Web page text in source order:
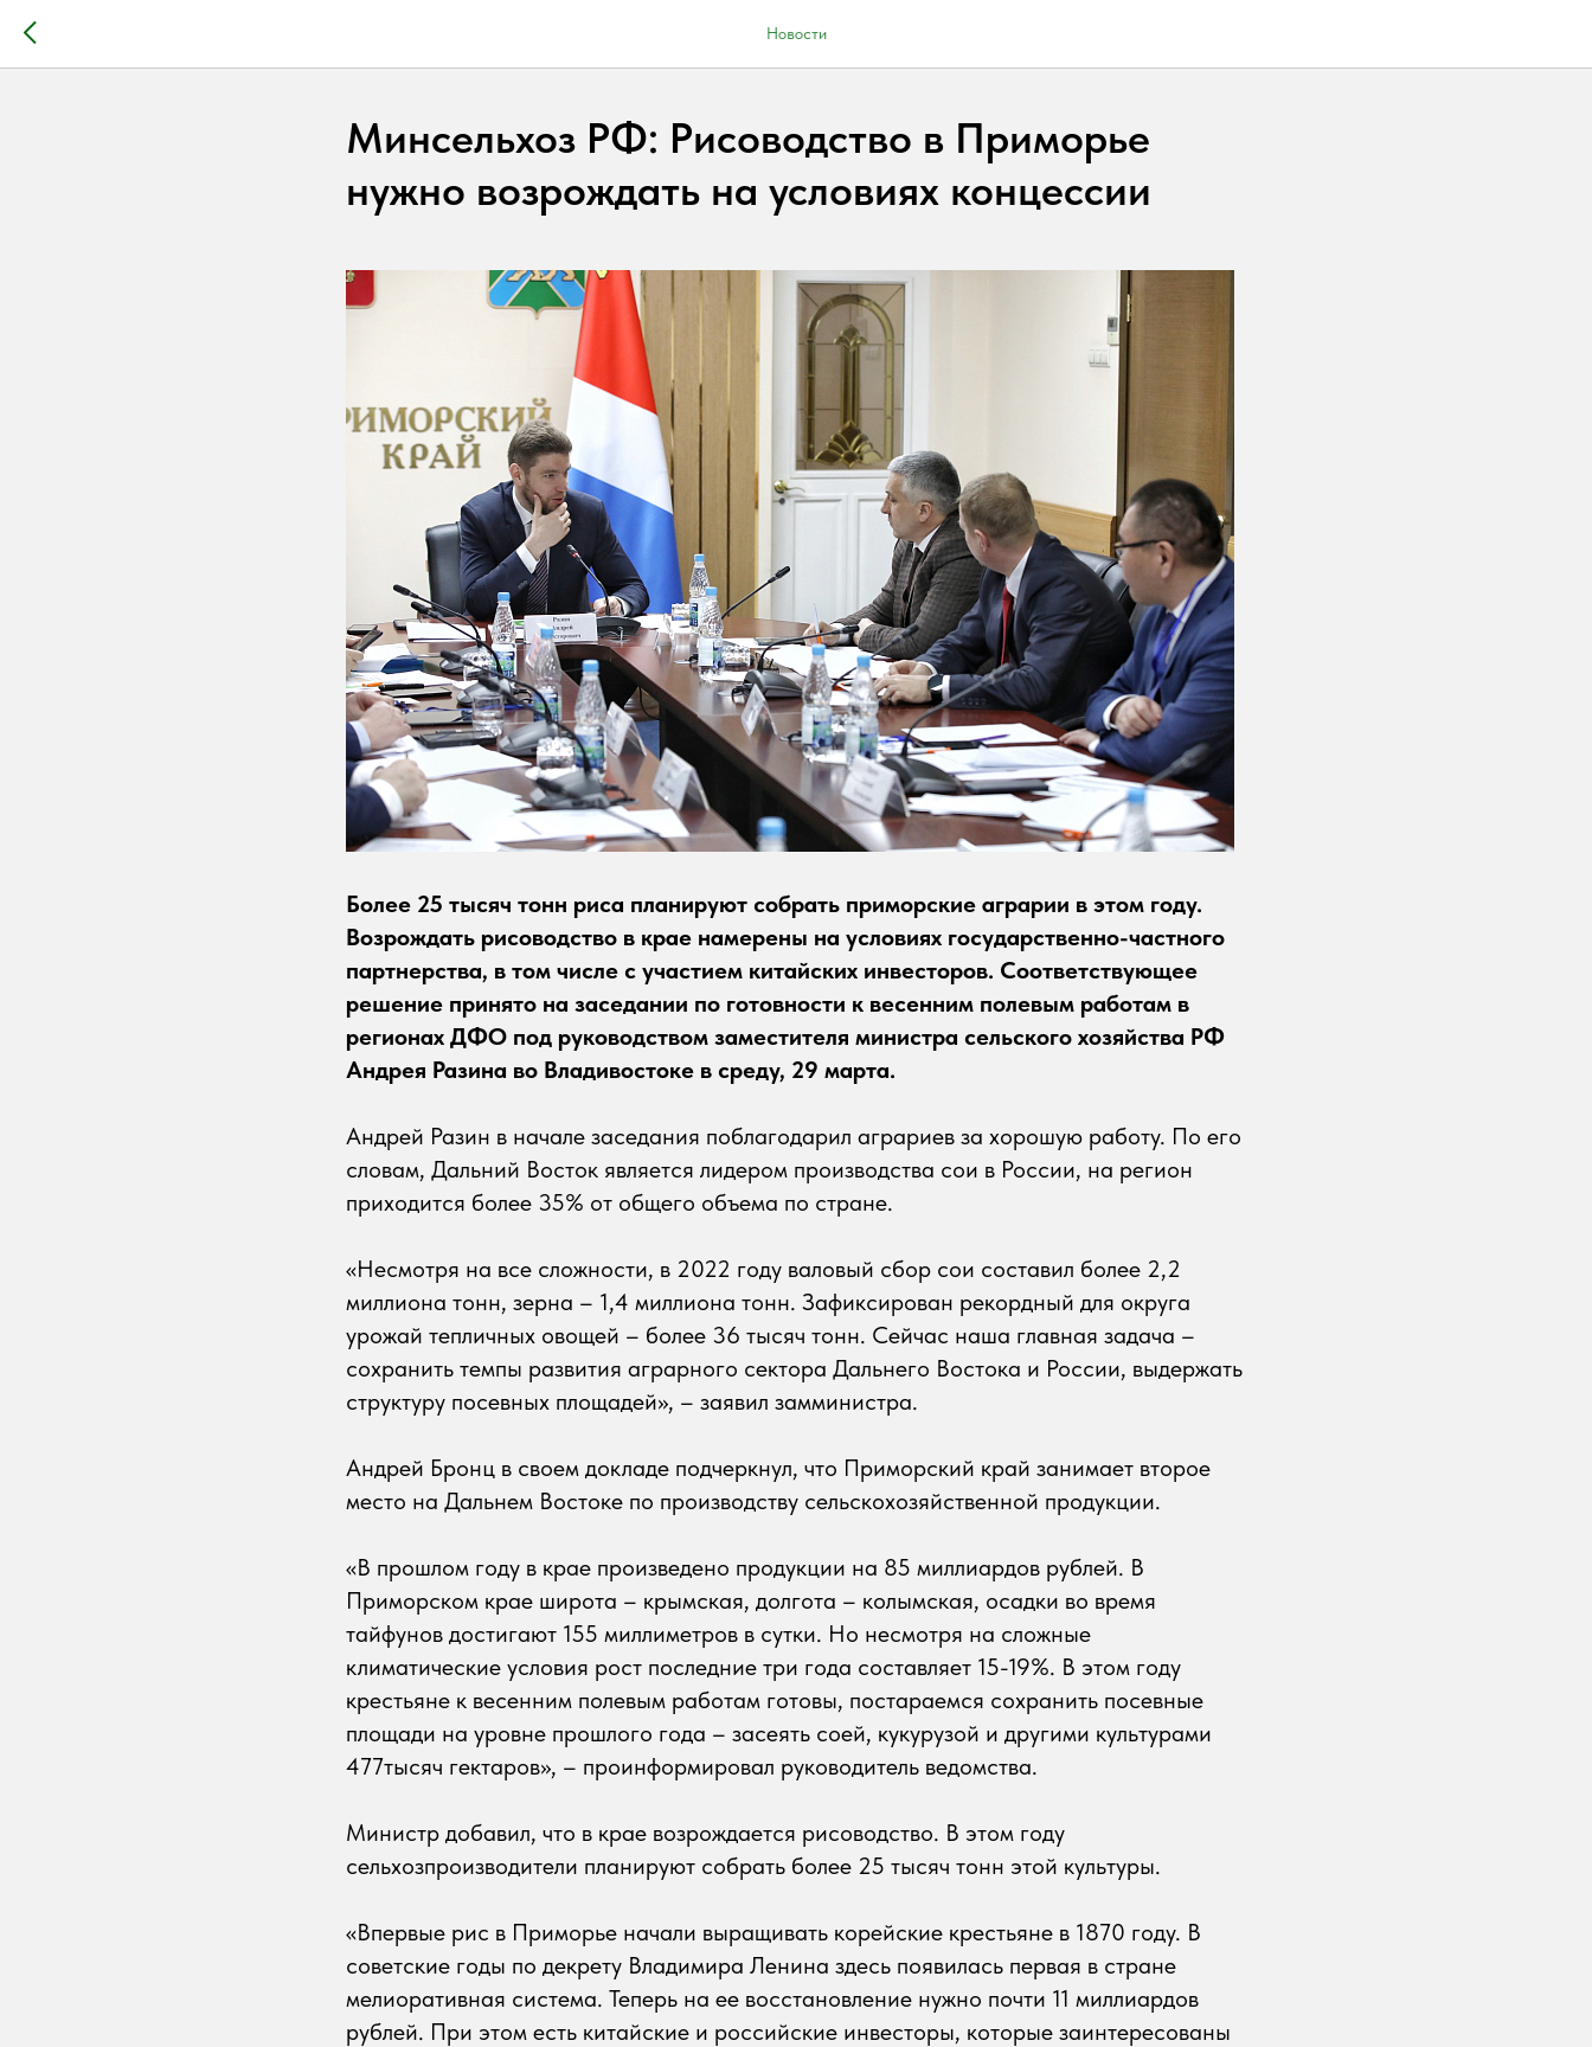
Новости
Минсельхоз РФ: Рисоводство в Приморье
нужно возрождать на условиях концессии
Более 25 тысяч тонн риса планируют собрать приморские аграрии в этом году.
Возрождать рисоводство в крае намерены на условиях государственно-частного
партнерства, в том числе с участием китайских инвесторов. Соответствующее
решение принято на заседании по готовности к весенним полевым работам в
регионах ДФО под руководством заместителя министра сельского хозяйства РФ
Андрея Разина во Владивостоке в среду, 29 марта.
Андрей Разин в начале заседания поблагодарил аграриев за хорошую работу. По его
словам, Дальний Восток является лидером производства сои в России, на регион
приходится более 35% от общего объема по стране.
«Несмотря на все сложности, в 2022 году валовый сбор сои составил более 2,2
миллиона тонн, зерна – 1,4 миллиона тонн. Зафиксирован рекордный для округа
урожай тепличных овощей – более 36 тысяч тонн. Сейчас наша главная задача –
сохранить темпы развития аграрного сектора Дальнего Востока и России, выдержать
структуру посевных площадей», – заявил замминистра.
Андрей Бронц в своем докладе подчеркнул, что Приморский край занимает второе
место на Дальнем Востоке по производству сельскохозяйственной продукции.
«В прошлом году в крае произведено продукции на 85 миллиардов рублей. В
Приморском крае широта – крымская, долгота – колымская, осадки во время
тайфунов достигают 155 миллиметров в сутки. Но несмотря на сложные
климатические условия рост последние три года составляет 15-19%. В этом году
крестьяне к весенним полевым работам готовы, постараемся сохранить посевные
площади на уровне прошлого года – засеять соей, кукурузой и другими культурами
477тысяч гектаров», – проинформировал руководитель ведомства.
Министр добавил, что в крае возрождается рисоводство. В этом году
сельхозпроизводители планируют собрать более 25 тысяч тонн этой культуры.
«Впервые рис в Приморье начали выращивать корейские крестьяне в 1870 году. В
советские годы по декрету Владимира Ленина здесь появилась первая в стране
мелиоративная система. Теперь на ее восстановление нужно почти 11 миллиардов
рублей. При этом есть китайские и российские инвесторы, которые заинтересованы